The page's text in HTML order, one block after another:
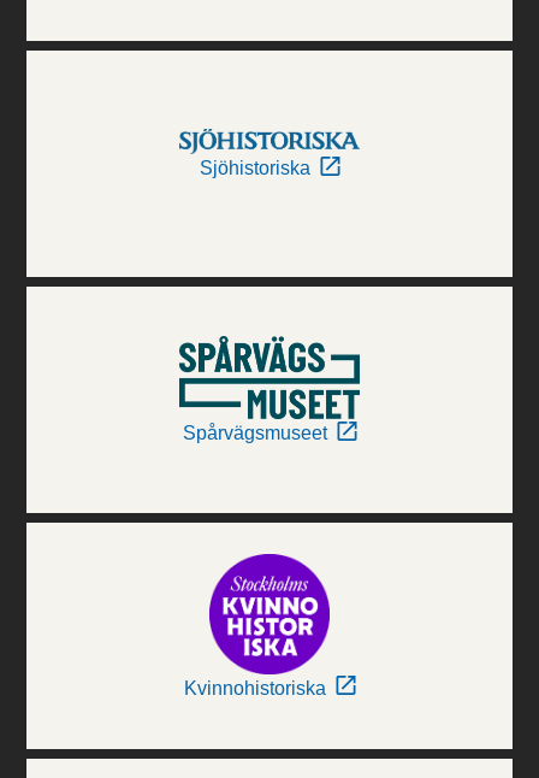
Sjöhistoriska
Spårvägsmuseet
Kvinnohistoriska